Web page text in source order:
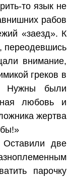
то язык не
рабов
«заезд». К
переодевшись
внимание,
греков в
Нужны были
любовь и
жертва
две
парочку